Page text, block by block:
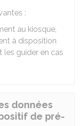
:
au kiosque,
à disposition
les guider en cas
données
de pré-